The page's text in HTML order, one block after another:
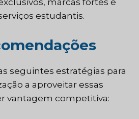
marcas fortes e
estudantis.
seguintes estratégias para
a aproveitar essas
vantagem competitiva: